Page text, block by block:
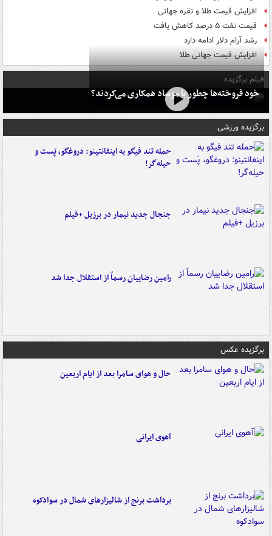
افزایش قیمت طلا و نقره جهانی
قیمت نفت ۵ درصد کاهش یافت
رشد آرام دلار ادامه دارد
افزایش قیمت جهانی طلا
فیلم برگزیده
خود فروخته‌ها چطور با موساد همکاری می‌کردند؟
برگزیده ورزشی
حمله تند فیگو به اینفانتینو: دروغگو، پَست‌ و
حیله‌گر!
جنجال جدید نیمار در برزیل +فیلم
رامین رضاییان رسماً از استقلال جدا شد
برگزیده عکس
حال و هوای سامرا بعد از ایام اربعین
آهوی ایرانی
برداشت برنج از شالیزارهای شمال در سوادکوه